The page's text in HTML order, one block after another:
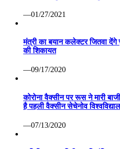
—01/27/2021
मंत्री का बयान कलेक्टर जितवा देंगे
की शिकायत
—09/17/2020
कोरोना वैक्सीन पर रूस ने मारी
है पहली वैक्सीन सेचेनोव
—07/13/2020